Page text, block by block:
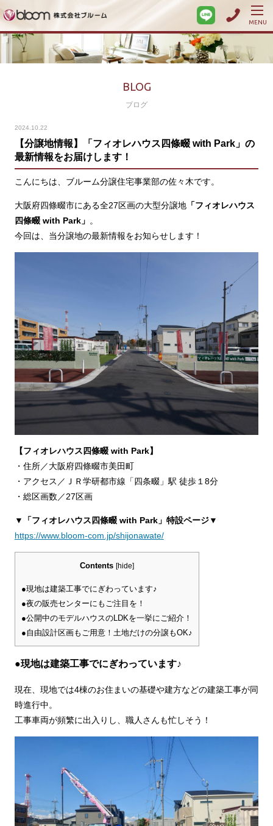
MENU
BLOG
ブログ
2024.10.22
【分譲地情報】「フィオレハウス四條畷 with Park」の
最新情報をお届けします！
こんにちは、ブルーム分譲住宅事業部の佐々木です。
大阪府四條畷市にある全27区画の大型分譲地「フィオレハウス
四條畷 with Park」 。
今回は、当分譲地の最新情報をお知らせします！
【フィオレハウス四條畷 with Park】
・住所／大阪府四條畷市美田町
・アクセス／ＪＲ学研都市線「四条畷」駅 徒歩１8分
・総区画数／27区画
▼「フィオレハウス四條畷 with Park」特設ページ▼
https://www.bloom-com.jp/shijonawate/
Contents [hide]
●現地は建築工事でにぎわっています♪
●夜の販売センターにもご注目を！
●公開中のモデルハウスのLDKを一挙にご紹介！
●自由設計区画もご用意！土地だけの分譲もOK♪
●現地は建築工事でにぎわっています♪
現在、現地では4棟のお住まいの基礎や建方などの建築工事が同
時進行中。
工事車両が頻繁に出入りし、職人さんも忙しそう！